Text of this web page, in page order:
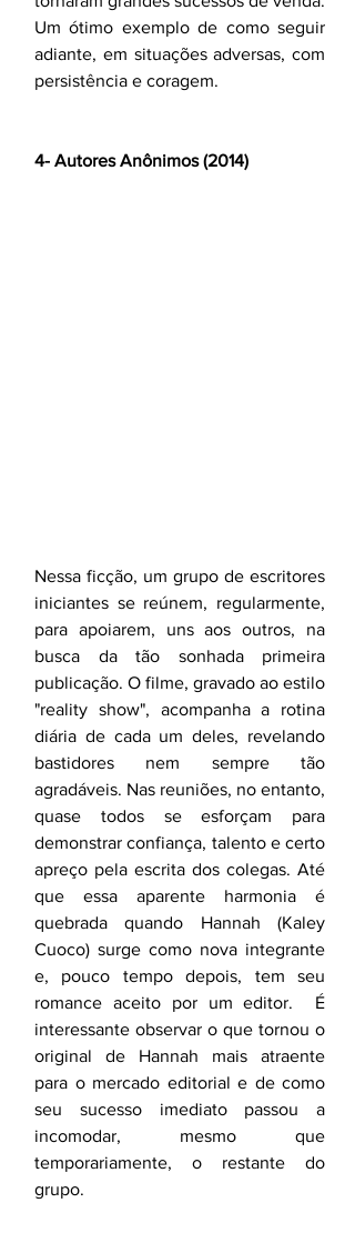
Um ótimo exemplo de como seguir
adiante, em situações adversas, com
persistência e coragem.
4- Autores Anônimos (2014)
Nessa ficção, um grupo de escritores
iniciantes se reúnem, regularmente,
para apoiarem, uns aos outros, na
busca da tão sonhada primeira
publicação. O filme, gravado ao estilo
"reality show", acompanha a rotina
diária de cada um deles, revelando
bastidores nem sempre tão
agradáveis. Nas reuniões, no entanto,
quase todos se esforçam para
demonstrar confiança, talento e certo
apreço pela escrita dos colegas. Até
que essa aparente harmonia é
quebrada quando Hannah (Kaley
Cuoco) surge como nova integrante
e, pouco tempo depois, tem seu
romance aceito por um editor.  É
interessante observar o que tornou o
original de Hannah mais atraente
para o mercado editorial e de como
seu sucesso imediato passou a
incomodar, mesmo que
temporariamente, o restante do
grupo.